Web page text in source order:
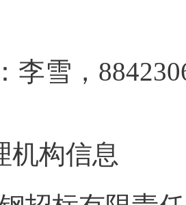
李雪，
机构信息